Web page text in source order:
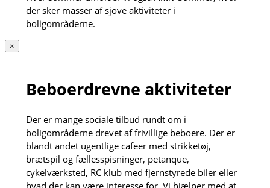
der sker masser af sjove aktiviteter i
boligområderne.
×
Beboerdrevne aktiviteter
Der er mange sociale tilbud rundt om i
boligområderne drevet af frivillige beboere. Der er
blandt andet ugentlige cafeer med strikketøj,
brætspil og fællesspisninger, petanque,
cykelværksted, RC klub med fjernstyrede biler eller
hvad der kan være interesse for. Vi hjælper med at